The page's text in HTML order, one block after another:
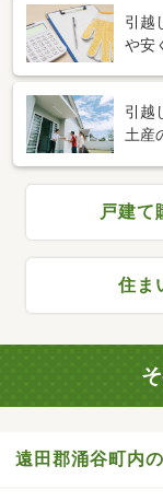
引越
や安
引越
土産
戸建て
住ま
遠田郡涌谷町内